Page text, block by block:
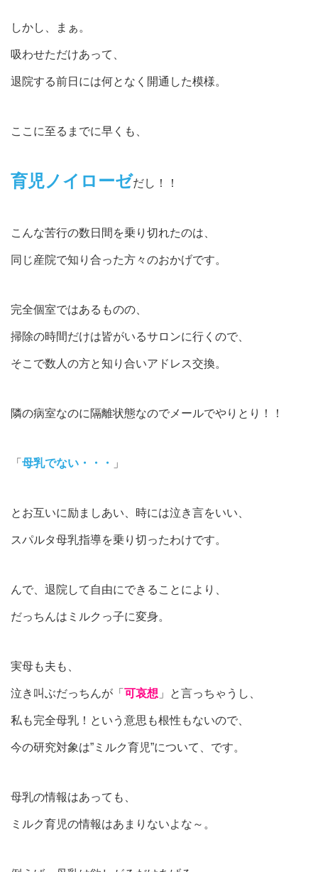
しかし、まぁ。
吸わせただけあって、
退院する前日には何となく開通した模様。
ここに至るまでに早くも、
育児ノイローゼだし！！
こんな苦行の数日間を乗り切れたのは、
同じ産院で知り合った方々のおかげです。
完全個室ではあるものの、
掃除の時間だけは皆がいるサロンに行くので、
そこで数人の方と知り合いアドレス交換。
隣の病室なのに隔離状態なのでメールでやりとり！！
「 母乳でない・・・ 」
とお互いに励ましあい、時には泣き言をいい、
スパルタ母乳指導を乗り切ったわけです。
んで、退院して自由にできることにより、
だっちんはミルクっ子に変身。
実母も夫も、
泣き叫ぶだっちんが「 可哀想 」と言っちゃうし、
私も完全母乳！という意思も根性もないので、
今の研究対象は”ミルク育児”について、です。
母乳の情報はあっても、
ミルク育児の情報はあまりないよな～。